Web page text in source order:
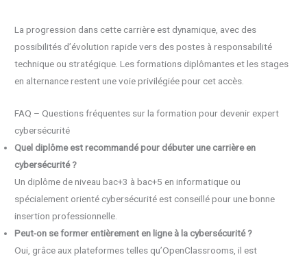
La progression dans cette carrière est dynamique, avec des
possibilités d’évolution rapide vers des postes à responsabilité
technique ou stratégique. Les formations diplômantes et les stages
en alternance restent une voie privilégiée pour cet accès.
FAQ – Questions fréquentes sur la formation pour devenir expert
cybersécurité
Quel diplôme est recommandé pour débuter une carrière en
cybersécurité ?
Un diplôme de niveau bac+3 à bac+5 en informatique ou
spécialement orienté cybersécurité est conseillé pour une bonne
insertion professionnelle.
Peut-on se former entièrement en ligne à la cybersécurité ?
Oui, grâce aux plateformes telles qu’OpenClassrooms, il est